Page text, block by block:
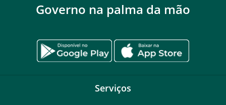
Governo na palma da mão
Serviços